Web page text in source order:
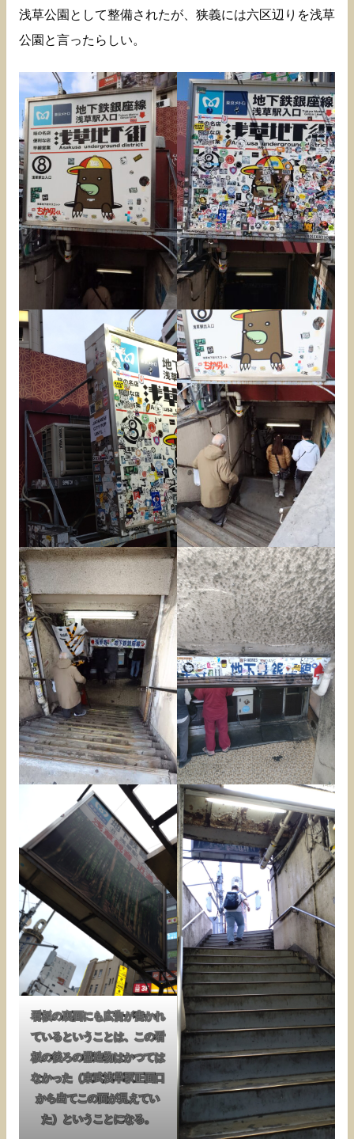
浅草公園として整備されたが、狭義には六区辺りを浅草
公園と言ったらしい。
看板の裏面にも広告が書かれ
ているということは、この看
板の後ろの構造物はかつては
なかった（東武浅草駅正面口
から出てこの面が見えてい
た）ということになる。